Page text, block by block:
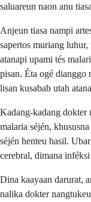
saluareun naon anu
Anjeun tiasa nampi
sapertos muriang
atanapi upami tés
pisan. Éta ogé dianggo
lisan kusabab utah
Kadang-kadang dokter
malaria séjén,
séjén henteu hasil.
cerebral, dimana
Dina kaayaan darurat,
nalika dokter